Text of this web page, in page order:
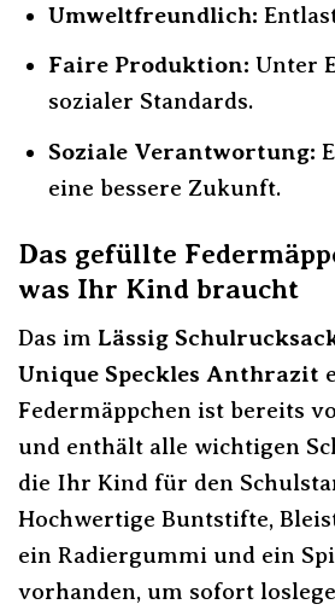
Umweltfreundlich:
Faire Produktion: Unter
sozialer Standards.
Soziale Verantwortung:
eine bessere Zukunft.
Das gefüllte
was Ihr Kind braucht
Das im Lässig
Unique Speckles Anthrazit
Federmäppchen ist bereits
und enthält alle wichtigen
die Ihr Kind für den
Hochwertige Buntstifte,
ein Radiergummi und ein
vorhanden, um sofort